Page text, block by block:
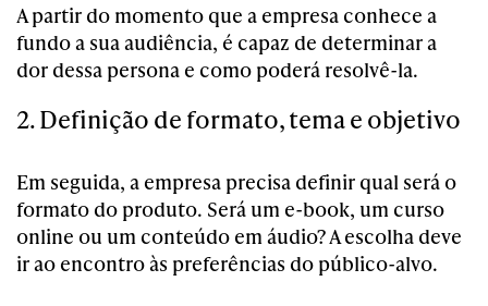
A partir do momento que a empresa conhece a
fundo a sua audiência, é capaz de determinar a
dor dessa persona e como poderá resolvê-la.
2. Definição de formato, tema e objetivo
Em seguida, a empresa precisa definir qual será o
formato do produto. Será um e-book, um curso
online ou um conteúdo em áudio? A escolha deve
ir ao encontro às preferências do público-alvo.